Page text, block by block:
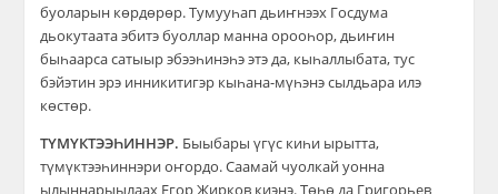
буоларын көрдөрөр. Тумууһап дьиҥнээх Госдума
дьокутаата эбитэ буоллар манна орооһор, дьиҥин
быһаарса сатыыр эбээһинэһэ этэ да, кыһаллыбата, тус
бэйэтин эрэ инникитигэр кыһана-мүһэнэ сылдьара илэ
көстөр.
ТҮМҮКТЭЭҺИННЭР. Быыбары үгүс киһи ырытта,
түмүктээһиннэри оҥордо. Саамай чуолкай уонна
ылыннарыылаах Егор Жирков киэнэ. Төһө да Григорьев